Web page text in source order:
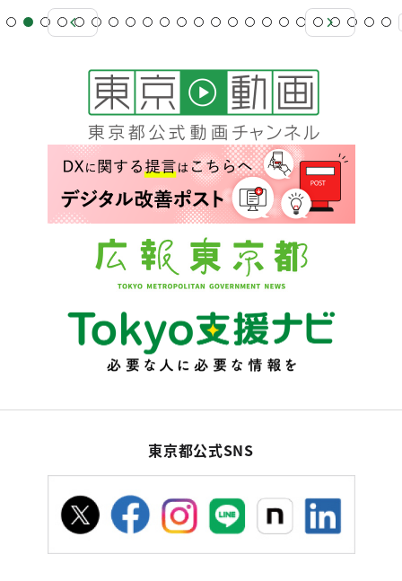
東京都公式SNS